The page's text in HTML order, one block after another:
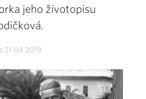
jeho životopisu
21.04.2019